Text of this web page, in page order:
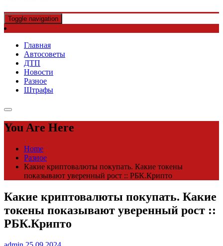
Toggle navigation
Главная
Автосоветы
ДТП
Новости
Разное
Штрафы
You Are Here
Home
Разное
Какие криптовалюты покупать. Какие токены
показывают уверенный рост :: РБК.Крипто
Какие криптовалюты покупать. Какие
токены показывают уверенный рост ::
РБК.Крипто